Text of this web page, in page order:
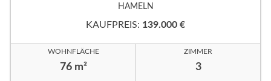
HAMELN
KAUFPREIS: 139.000 €
WOHNFLÄCHE
76 m²
ZIMMER
3